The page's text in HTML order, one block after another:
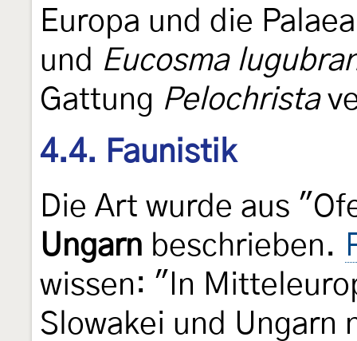
Europa und die
und Eucosma
Gattung Pelochrista
4.4. Faunistik
Die Art wurde aus
Ungarn beschrieben.
wissen: "In
Slowakei und Ungarn